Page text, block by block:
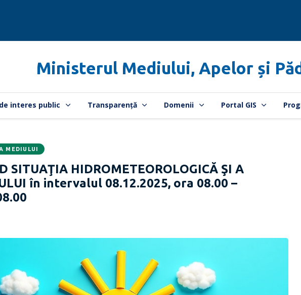
Ministerul Mediului, Apelor și
interes public Transparență Domenii Portal GIS
MEDIULUI
SITUAŢIA HIDROMETEOROLOGICĂ ŞI A
în intervalul 08.12.2025, ora 08.00 –